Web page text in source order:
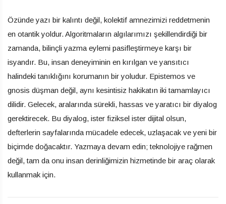
Özünde yazı bir kalıntı değil, kolektif amnezimizi reddetmenin
en otantik yoldur. Algoritmaların algılarımızı şekillendirdiği bir
zamanda, bilinçli yazma eylemi pasifleştirmeye karşı bir
isyandır. Bu, insan deneyiminin en kırılgan ve yansıtıcı
halindeki tanıklığını korumanın bir yoludur. Epistemos ve
gnosis düşman değil, aynı kesintisiz hakikatın iki tamamlayıcı
dilidir. Gelecek, aralarında sürekli, hassas ve yaratıcı bir diyalog
gerektirecek. Bu diyalog, ister fiziksel ister dijital olsun,
defterlerin sayfalarında mücadele edecek, uzlaşacak ve yeni bir
biçimde doğacaktır. Yazmaya devam edin; teknolojiye rağmen
değil, tam da onu insan derinliğimizin hizmetinde bir araç olarak
kullanmak için.